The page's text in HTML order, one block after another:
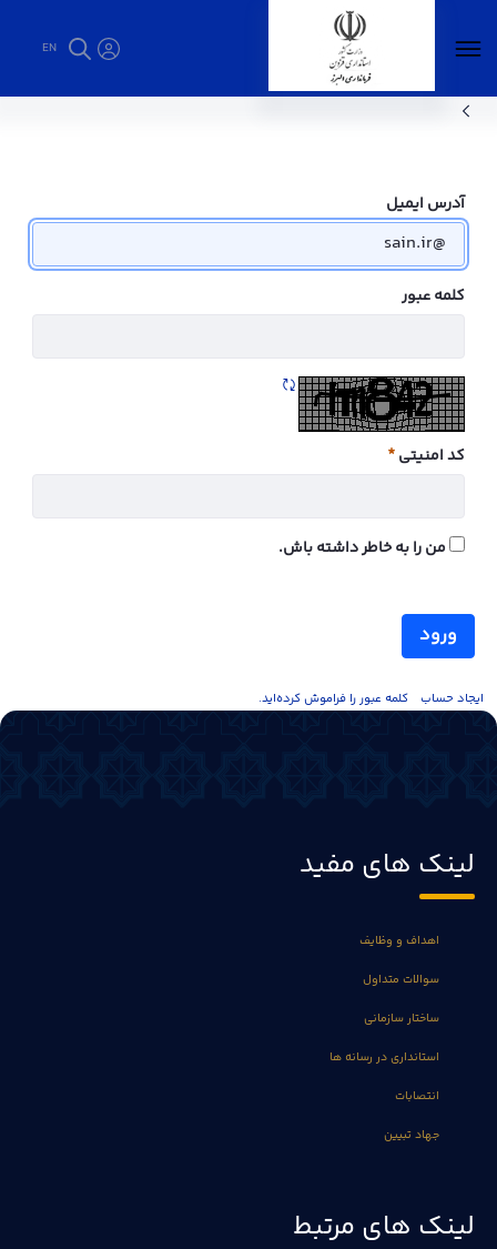
EN
ساختار سازمانی - فرمانداری البرز
آدرس ایمیل
کلمه عبور
کد امنیتی
ضروری
من را به خاطر داشته باش.
ورود
ايجاد حساب کلمه عبور را فراموش کرده‌اید.
لینک های مفید
اهداف و وظایف
سوالات متداول
ساختار سازمانی
استانداری در رسانه ها
انتصابات
جهاد تبیین
لینک های مرتبط